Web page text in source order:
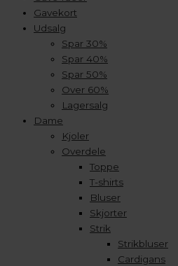
Gavekort
Udsalg
Spar 30%
Spar 40%
Spar 50%
Over 60%
Lagersalg
Dame
Kjoler
Overdele
Toppe
T-shirts
Bluser
Skjorter
Strik
Strikbluser
Cardigans